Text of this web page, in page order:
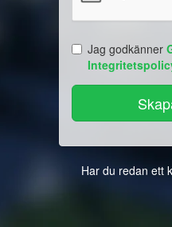
Jag godkänner
Har du redan ett